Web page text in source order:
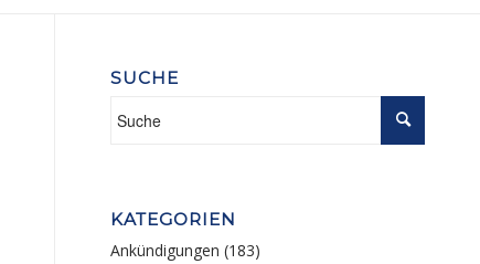
SUCHE
KATEGORIEN
Ankündigungen (183)